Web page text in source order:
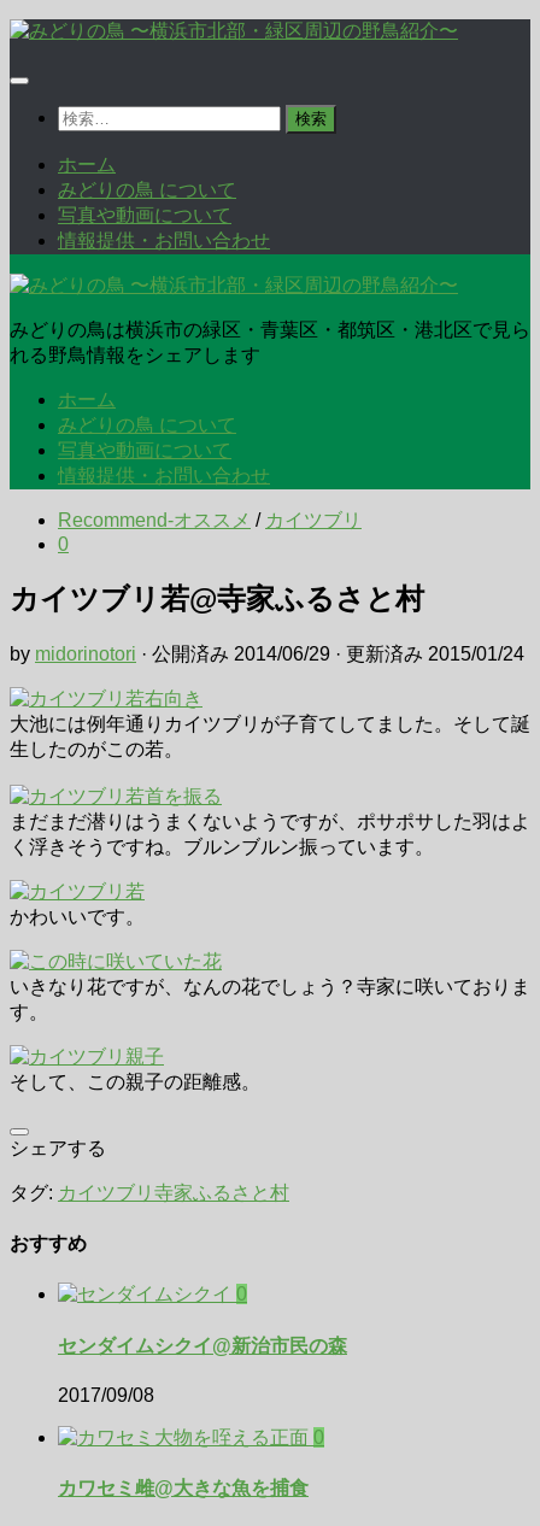
コ
テ
プ
検
ホーム
みどりの鳥 について
写真や動画について
情報提供・お問い合わせ
みどりの鳥は横浜市の緑区・青葉区・都筑区・港北区で見ら
れる野鳥情報をシェアします
ホーム
みどりの鳥 について
写真や動画について
情報提供・お問い合わせ
Recommend-オススメ / カイツブリ
0
カイツブリ若@寺家ふるさと村
by midorinotori · 公開済み 2014/06/29 · 更新済み 2015/01/24
大池には例年通りカイツブリが子育てしてました。そして誕
生したのがこの若。
まだまだ潜りはうまくないようですが、ポサポサした羽はよ
く浮きそうですね。ブルンブルン振っています。
かわいいです。
いきなり花ですが、なんの花でしょう？寺家に咲いておりま
す。
そして、この親子の距離感。
シェアする
タグ: カイツブリ 寺家ふるさと村
おすすめ
0
センダイムシクイ@新治市民の森
2017/09/08
0
カワセミ雌@大きな魚を捕食